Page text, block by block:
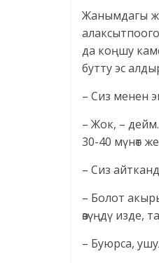
Жанымдагы
да коңшу
бутту эс
– Сиз менен
– Жок, – дейм.
30-40 мүнөт
– Сиз
– Болот
өзүңдү изде,
– Буюрса,